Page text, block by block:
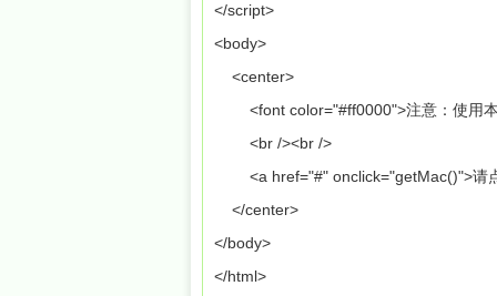
</script>
<body>
<center>
<font color="#ff0000">注意：使用本
<br /><br />
<a href="#" onclick="getMac()">请
</center>
</body>
</html>